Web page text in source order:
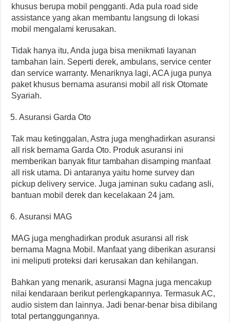
khusus berupa mobil pengganti. Ada pula road side
assistance yang akan membantu langsung di lokasi
mobil mengalami kerusakan.
Tidak hanya itu, Anda juga bisa menikmati layanan
tambahan lain. Seperti derek, ambulans, service center
dan service warranty. Menariknya lagi, ACA juga punya
paket khusus bernama asuransi mobil all risk Otomate
Syariah.
Asuransi Garda Oto
Tak mau ketinggalan, Astra juga menghadirkan asuransi
all risk bernama Garda Oto. Produk asuransi ini
memberikan banyak fitur tambahan disamping manfaat
all risk utama. Di antaranya yaitu home survey dan
pickup delivery service. Juga jaminan suku cadang asli,
bantuan mobil derek dan kecelakaan 24 jam.
Asuransi MAG
MAG juga menghadirkan produk asuransi all risk
bernama Magna Mobil. Manfaat yang diberikan asuransi
ini meliputi proteksi dari kerusakan dan kehilangan.
Bahkan yang menarik, asuransi Magna juga mencakup
nilai kendaraan berikut perlengkapannya. Termasuk AC,
audio sistem dan lainnya. Jadi benar-benar bisa dibilang
total pertanggungannya.